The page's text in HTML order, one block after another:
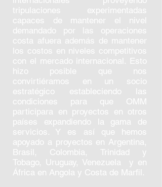
tripulaciones experimentadas
capaces de mantener el nivel
demandado por las operaciones
costa afuera además de mantener
los costos en niveles competitivos
con el mercado internacional. Esto
hizo posible que nos
convirtiéramos en un socio
estratégico estableciendo las
condiciones para que OMM
participara en proyectos en otros
países expandiendo la gama de
servicios. Y es así que hemos
apoyado a proyectos en Argentina,
Brasil, Colombia, Trinidad y
Tobago, Uruguay, Venezuela y en
África en Angola y Costa de Marfil.